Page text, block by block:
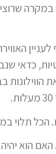
כדאי
תלוי
הוא